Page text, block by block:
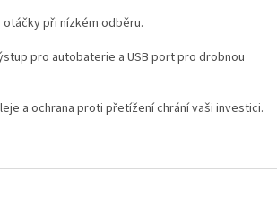
při nízkém odběru.
pro autobaterie a USB port pro drobnou
a ochrana proti přetížení chrání vaši investici.